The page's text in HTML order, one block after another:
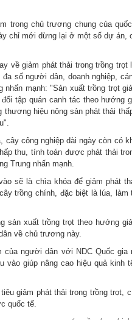
trong chủ trương chung của
chỉ mới dừng lại ở một số dự án,
về giảm phát thải trong trồng trọt
số người dân, doanh nghiệp,
mạnh: "Sản xuất trồng trọt
tập quán canh tác theo hướng
hiệu nông sản phát thải
công nghiệp dài ngày còn có
thu, tính toán được phát thải
Trung nhấn mạnh.
sẽ là chìa khóa để giảm phát
trồng chính, đặc biệt là lúa, làm
sản xuất trồng trọt theo hướng
về chủ trương này.
của người dân với NDC Quốc gia
vào giúp nâng cao hiệu quả kinh
giảm phát thải trong trồng trọt,
quốc tế.